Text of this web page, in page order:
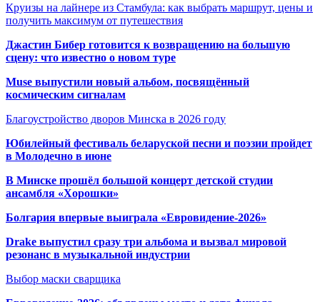
Круизы на лайнере из Стамбула: как выбрать маршрут, цены и
получить максимум от путешествия
Джастин Бибер готовится к возвращению на большую
сцену: что известно о новом туре
Muse выпустили новый альбом, посвящённый
космическим сигналам
Благоустройство дворов Минска в 2026 году
Юбилейный фестиваль беларуской песни и поэзии пройдет
в Молодечно в июне
В Минске прошёл большой концерт детской студии
ансамбля «Хорошки»
Болгария впервые выиграла «Евровидение-2026»
Drake выпустил сразу три альбома и вызвал мировой
резонанс в музыкальной индустрии
Выбор маски сварщика